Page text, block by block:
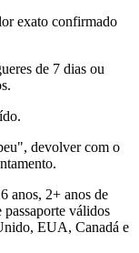
exato confirmado
de 7 dias ou
devolver com o
anos, 2+ anos de
válidos
EUA, Canadá e